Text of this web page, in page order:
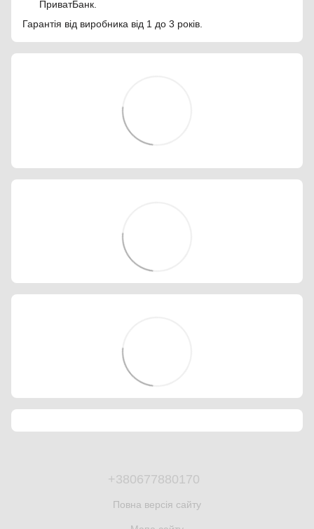
ПриватБанк.
Гарантія від виробника від 1 до 3 років.
+380677880170
Повна версія сайту